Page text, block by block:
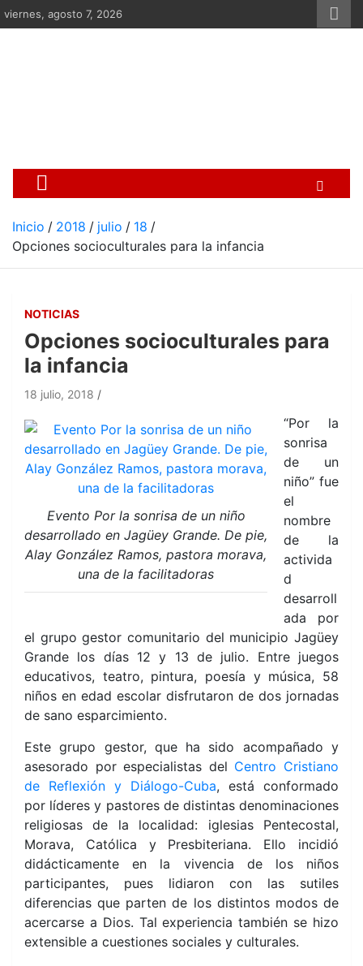
Saltar
al
viernes, agosto 7, 2026
Inicio 2018 julio
18
Opciones socioculturales para la infancia
NOTICIAS
Opciones socioculturales para
la infancia
18 julio, 2018
Evento Por la sonrisa de un niño
desarrollado en Jagüey Grande. De pie,
Alay González Ramos, pastora morava,
una de la facilitadoras
“Por la
sonrisa
de un
niño” fue
el
nombre
de la
activida
d
desarroll
ada por
el grupo gestor comunitario del municipio Jagüey
Grande los días 12 y 13 de julio. Entre juegos
educativos, teatro, pintura, poesía y música, 58
niños en edad escolar disfrutaron de dos jornadas
de sano esparcimiento.
Este grupo gestor, que ha sido acompañado y
asesorado por especialistas del Centro Cristiano
de Reflexión y Diálogo-Cuba, está conformado
por líderes y pastores de distintas denominaciones
religiosas de la localidad: iglesias Pentecostal,
Morava, Católica y Presbiteriana. Ello incidió
didácticamente en la vivencia de los niños
participantes, pues lidiaron con las sutiles
diferencias que parten de los distintos modos de
acercarse a Dios. Tal experiencia también se hizo
extensible a cuestiones sociales y culturales.